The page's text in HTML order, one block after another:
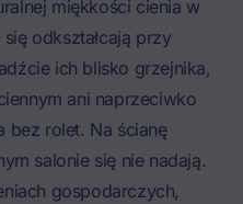
miękkości cienia w
odkształcają przy
ich blisko grzejnika,
ani naprzeciwko
bez rolet. Na ścianę
salonie się nie nadają.
gospodarczych,